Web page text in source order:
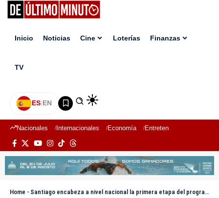
Inicio Noticias Cine Loterías Finanzas
TV
ES|EN
Nacionales Internacionales Economía Entretenimiento
Home - Santiago encabeza a nivel nacional la primera etapa del programa PRACAF del PRM